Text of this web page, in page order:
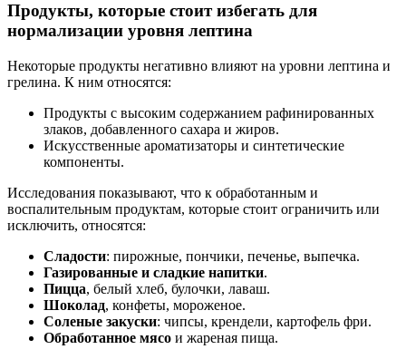
Продукты, которые стоит избегать для
нормализации уровня лептина
Некоторые продукты негативно влияют на уровни лептина и
грелина. К ним относятся:
Продукты с высоким содержанием рафинированных
злаков, добавленного сахара и жиров.
Искусственные ароматизаторы и синтетические
компоненты.
Исследования показывают, что к обработанным и
воспалительным продуктам, которые стоит ограничить или
исключить, относятся:
Сладости: пирожные, пончики, печенье, выпечка.
Газированные и сладкие напитки.
Пицца, белый хлеб, булочки, лаваш.
Шоколад, конфеты, мороженое.
Соленые закуски: чипсы, крендели, картофель фри.
Обработанное мясо и жареная пища.